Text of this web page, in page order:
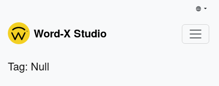
Word-X Studio
Tag: Null